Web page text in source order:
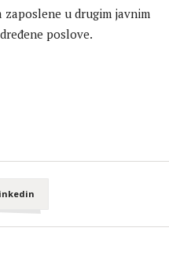
u drugim javnim
poslove.